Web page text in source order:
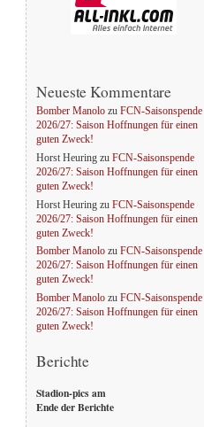
Neueste Kommentare
Bomber Manolo zu FCN-Saisonspende
2026/27: Saison Hoffnungen für einen
guten Zweck!
Horst Heuring zu FCN-Saisonspende
2026/27: Saison Hoffnungen für einen
guten Zweck!
Horst Heuring zu FCN-Saisonspende
2026/27: Saison Hoffnungen für einen
guten Zweck!
Bomber Manolo zu FCN-Saisonspende
2026/27: Saison Hoffnungen für einen
guten Zweck!
Bomber Manolo zu FCN-Saisonspende
2026/27: Saison Hoffnungen für einen
guten Zweck!
Berichte
Stadion-pics am
Ende der Berichte